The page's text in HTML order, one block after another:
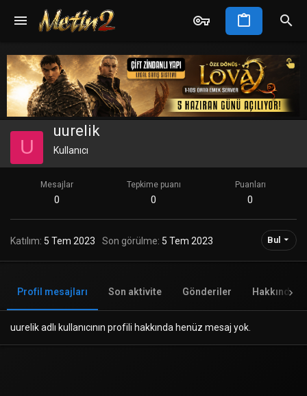
U
uurelik
Kullanıcı
Mesajlar
0
Tepkime puanı
0
Puanları
0
Katılım 5 Tem 2023 Son görülme 5 Tem 2023 Bul
Profil mesajları Son aktivite Gönderiler Hakkında
uurelik adlı kullanıcının profili hakkında henüz mesaj yok.